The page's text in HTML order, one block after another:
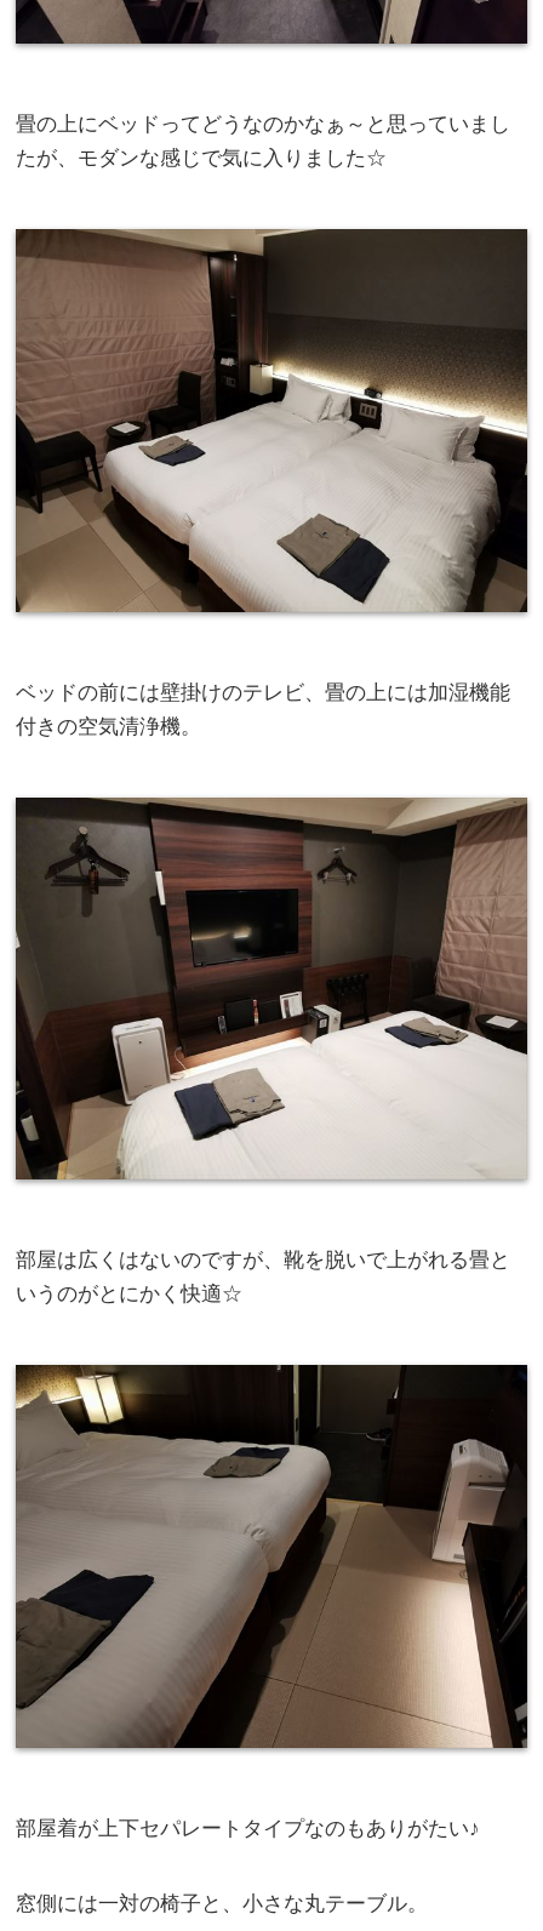
畳の上にベッドってどうなのかなぁ～と思っていまし
たが、モダンな感じで気に入りました☆
ベッドの前には壁掛けのテレビ、畳の上には加湿機能
付きの空気清浄機。
部屋は広くはないのですが、靴を脱いで上がれる畳と
いうのがとにかく快適☆
部屋着が上下セパレートタイプなのもありがたい♪
窓側には一対の椅子と、小さな丸テーブル。